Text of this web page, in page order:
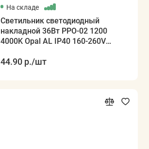
На складе
Светильник светодиодный
накладной 36Вт PPO-02 1200
4000K Opal AL IP40 160-260V
44.90 р./шт